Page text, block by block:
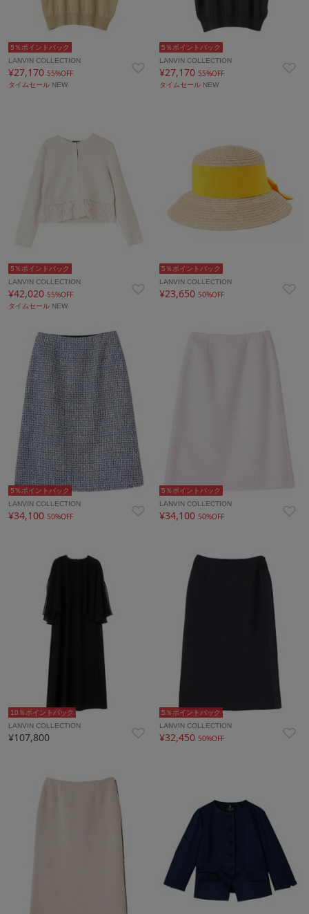
5％ポイントバック
LANVIN COLLECTION
¥27,170 55%OFF
タイムセール NEW
5％ポイントバック
LANVIN COLLECTION
¥27,170 55%OFF
タイムセール NEW
5％ポイントバック
LANVIN COLLECTION
¥42,020 55%OFF
タイムセール NEW
5％ポイントバック
LANVIN COLLECTION
¥23,65050%OFF
5％ポイントバック
LANVIN COLLECTION
¥34,100 50%OFF
5％ポイントバック
LANVIN COLLECTION
¥34,10050%OFF
10％ポイントバック
LANVIN COLLECTION
¥107,800
5％ポイントバック
LANVIN COLLECTION
¥32,45050%OFF